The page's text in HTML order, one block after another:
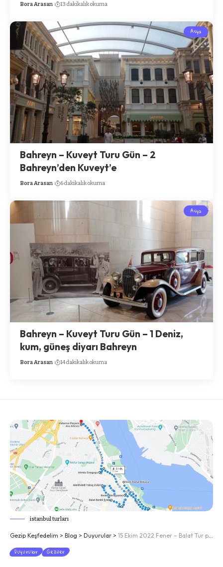
Bora Arasan 13 dakikalık okuma
Asya
Bahreyn – Kuveyt Turu Gün – 2
Bahreyn’den Kuveyt’e
Bora Arasan 6 dakikalık okuma
Asya
Bahreyn – Kuveyt Turu Gün – 1 Deniz,
kum, güneş diyarı Bahreyn
Bora Arasan 14 dakikalık okuma
istanbul turları
Gezip Keşfedelim > Blog > Duyurular > 15 Ekim 2022 Fener – Balat Tur planı
Duyurular Geziler